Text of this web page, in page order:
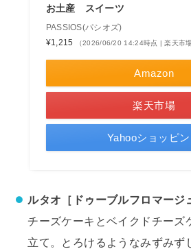
お土産 スイーツ
PASSIOS(パシオズ)
¥1,215
（2026/06/20 14:24時点 | 楽天市場
Amazon
楽天市場
Yahooショッピ
ルタオ［ドゥーブルフロマージ
チーズケーキとベイクドチーズ
立て。とろけるようなみずみず